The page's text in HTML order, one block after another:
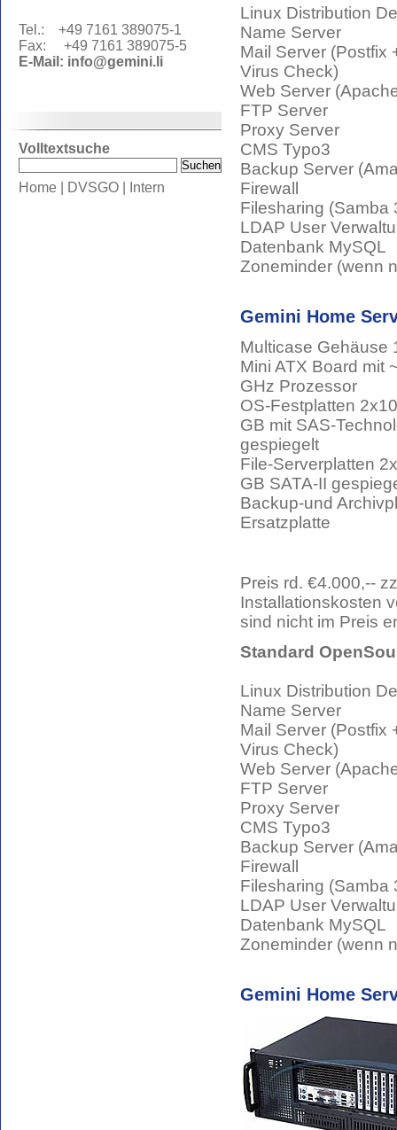
Tel.: +49 7161 389075-1
Fax: +49 7161 389075-5
E-Mail: info@gemini.li
Volltextsuche
Home DVSGO Intern
Linux Distribution
Name Server
Mail Server (Postfix
Virus Check)
Web Server
FTP Server
Proxy Server
CMS Typo3
Backup Server
Firewall
Filesharing (Samba
LDAP User
Datenbank MySQL
Zoneminder (wenn
Gemini Home
Multicase Gehäuse
Mini ATX Board mit
GHz Prozessor
OS-Festplatten
GB mit SAS-
gespiegelt
File-Serverplatten
GB SATA-II
Backup-und
Ersatzplatte
Preis rd. €4.000,--
Installationskosten
sind nicht im Preis
Standard
Linux Distribution
Name Server
Mail Server (Postfix
Virus Check)
Web Server
FTP Server
Proxy Server
CMS Typo3
Backup Server
Firewall
Filesharing (Samba
LDAP User
Datenbank MySQL
Zoneminder (wenn
Gemini Home